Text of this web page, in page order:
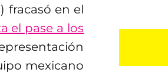
fracasó en el
el pase a los
mexicano